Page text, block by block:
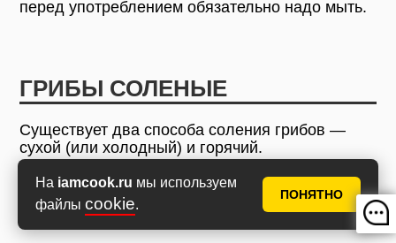
На iamcook.ru мы используем
файлы cookie.
ПОНЯТНО
перед употреблением обязательно надо мыть.
ГРИБЫ СОЛЕНЫЕ
Существует два способа соления грибов —
сухой (или холодный) и горячий.
Холодный способ.Свежесобранные грибы
сортируют. Солят каждый сорт и размер в
отдельности.